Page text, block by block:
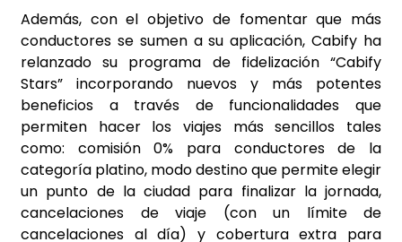
Además, con el objetivo de fomentar que más
conductores se sumen a su aplicación, Cabify ha
relanzado su programa de fidelización “Cabify
Stars” incorporando nuevos y más potentes
beneficios a través de funcionalidades que
permiten hacer los viajes más sencillos tales
como: comisión 0% para conductores de la
categoría platino, modo destino que permite elegir
un punto de la ciudad para finalizar la jornada,
cancelaciones de viaje (con un límite de
cancelaciones al día) y cobertura extra para